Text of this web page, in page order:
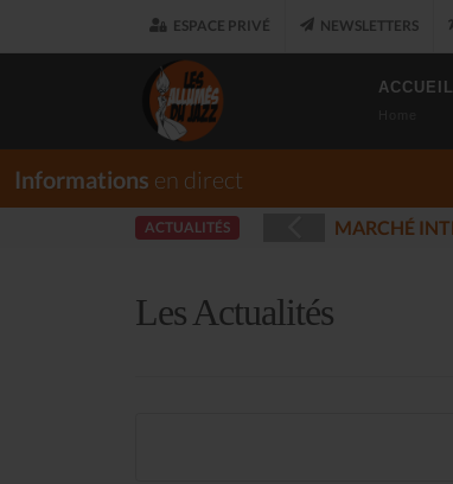
ESPACE PRIVÉ NEWSLETTERS
ACCUEIL
Informations en direct
ACTUALITÉS
(2025-12-17)
Les Actualités